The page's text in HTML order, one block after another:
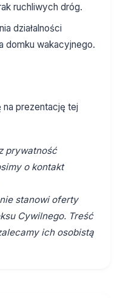
ruchliwych dróg.
działalności
domku wakacyjnego.
na prezentację tej
prywatność
o kontakt
stanowi oferty
Cywilnego. Treść
ich osobistą